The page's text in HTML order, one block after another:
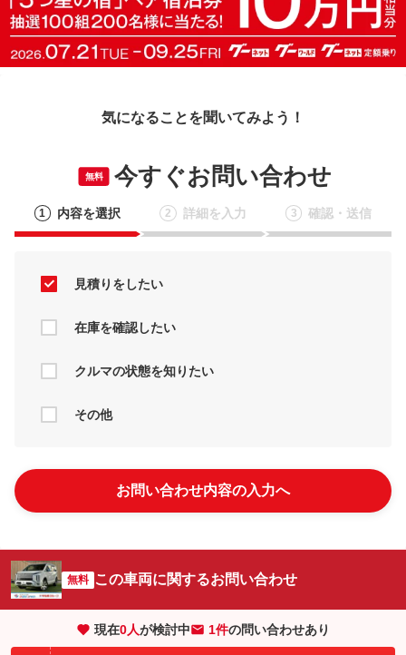
気になることを聞いてみよう！
無料 今すぐお問い合わせ
1 内容を選択 2 詳細を入力 3 確認・送信
見積りをしたい
在庫を確認したい
クルマの状態を知りたい
その他
お問い合わせ内容の入力へ
無料 この車両に関するお問い合わせ
現在0人が検討中 1件の問い合わせあり